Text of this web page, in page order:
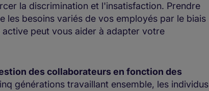
la discrimination et l'insatisfaction. Prendre
les besoins variés de vos employés par le biais
peut vous aider à adapter votre
des collaborateurs en fonction des
générations travaillant ensemble, les individus